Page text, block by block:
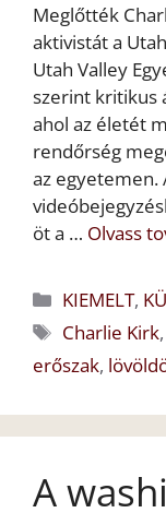
Meglőtték
aktivistát a
Utah Valley
szerint kritikus
ahol az életét
rendőrség
az egyetemen.
öt a … Olvass
Kategória
KIEMELT,
Címkék
Charlie Kirk,
erőszak,
A